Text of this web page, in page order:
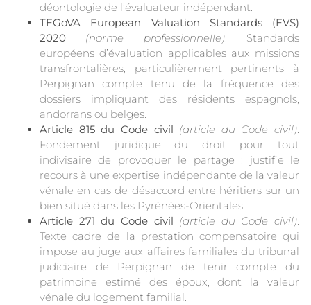
déontologie de l’évaluateur indépendant.
TEGoVA European Valuation Standards (EVS)
2020
(norme professionnelle). Standards
européens d’évaluation applicables aux missions
transfrontalières, particulièrement pertinents à
Perpignan compte tenu de la fréquence des
dossiers impliquant des résidents espagnols,
andorrans ou belges.
Article 815 du Code civil (article du Code civil).
Fondement juridique du droit pour tout
indivisaire de provoquer le partage : justifie le
recours à une expertise indépendante de la valeur
vénale en cas de désaccord entre héritiers sur un
bien situé dans les Pyrénées-Orientales.
Article 271 du Code civil (article du Code civil).
Texte cadre de la prestation compensatoire qui
impose au juge aux affaires familiales du tribunal
judiciaire de Perpignan de tenir compte du
patrimoine estimé des époux, dont la valeur
vénale du logement familial.